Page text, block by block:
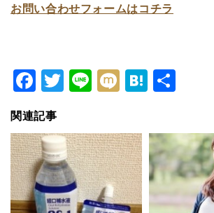
お問い合わせフォームはコチラ
Facebook
Twitter
LineMixiHatena
関連記事